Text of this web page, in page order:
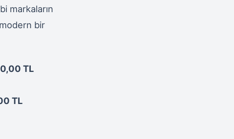
markaların
bir
TL
TL